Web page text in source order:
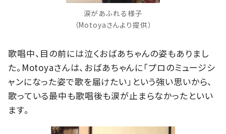
涙があふれる様子
（Motoyaさんより提供）
歌唱中、目の前には泣くおばあちゃんの姿もありまし
た。Motoyaさんは、おばあちゃんに「プロのミュージシ
ャンになった姿で歌を届けたい」という強い思いから、
歌っている最中も歌唱後も涙が止まらなかったといい
ます。